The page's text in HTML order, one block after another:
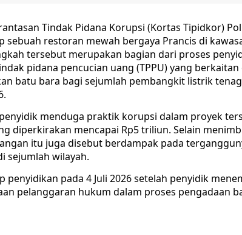
Tindak Pidana Korupsi (Kortas Tipidkor)
restoran mewah bergaya Prancis di
tersebut merupakan bagian dari proses
pidana pencucian uang (TPPU) yang berkaitan
batu bara bagi sejumlah pembangkit listrik
menduga praktik korupsi dalam proyek
diperkirakan mencapai Rp5 triliun. Selain
itu juga disebut berdampak pada
sejumlah wilayah.
pada 4 Juli 2026 setelah penyidik
pelanggaran hukum dalam proses pengadaan